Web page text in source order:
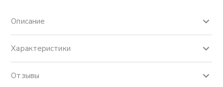
Описание
Характеристики
Отзывы